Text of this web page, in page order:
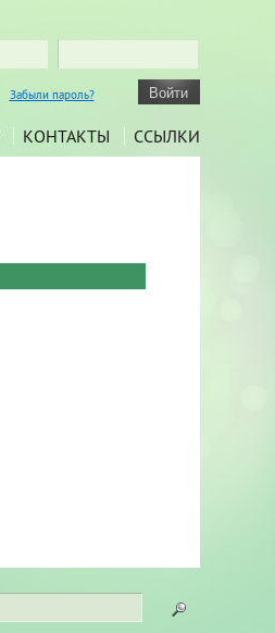
Забыли пароль?
КОНТАКТЫ ССЫЛКИ